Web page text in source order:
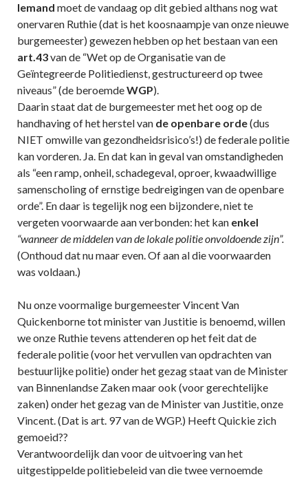
Iemand moet de vandaag op dit gebied althans nog wat
onervaren Ruthie (dat is het koosnaampje van onze nieuwe
burgemeester) gewezen hebben op het bestaan van een
art.43van de “Wet op de Organisatie van de
Geïntegreerde Politiedienst, gestructureerd op twee
niveaus” (de beroemdeWGP).
Daarin staat dat de burgemeester met het oog op de
handhaving of het herstel van de openbare orde(dus
NIET omwille van gezondheidsrisico’s!) de federale politie
kan vorderen. Ja. En dat kan in geval van omstandigheden
als “een ramp, onheil, schadegeval, oproer, kwaadwillige
samenscholing of ernstige bedreigingen van de openbare
orde”. En daar is tegelijk nog een bijzondere, niet te
vergeten voorwaarde aan verbonden: het kan enkel
“wanneer de middelen van de lokale politie onvoldoende zijn”.
(Onthoud dat nu maar even. Of aan al die voorwaarden
was voldaan.)
Nu onze voormalige burgemeester Vincent Van
Quickenborne tot minister van Justitie is benoemd, willen
we onze Ruthie tevens attenderen op het feit dat de
federale politie (voor het vervullen van opdrachten van
bestuurlijke politie) onder het gezag staat van de Minister
van Binnenlandse Zaken maar ook (voor gerechtelijke
zaken) onder het gezag van de Minister van Justitie, onze
Vincent. (Dat is art. 97 van de WGP.) Heeft Quickie zich
gemoeid??
Verantwoordelijk dan voor de uitvoering van het
uitgestippelde politiebeleid van die twee vernoemde